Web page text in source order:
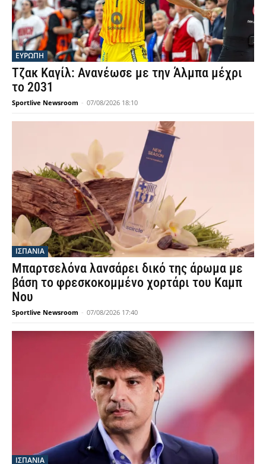
ΕΥΡΩΠΗ
Τζακ Καγίλ: Ανανέωσε με την Άλμπα μέχρι
το 2031
Sportlive Newsroom - 07/08/2026 18:10
ΙΣΠΑΝΙΑ
Μπαρτσελόνα λανσάρει δικό της άρωμα με
βάση το φρεσκοκομμένο χορτάρι του Καμπ
Νου
Sportlive Newsroom - 07/08/2026 17:40
ΙΣΠΑΝΙΑ